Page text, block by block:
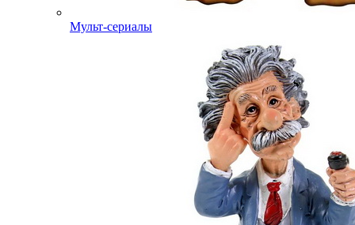
Мульт-сериалы